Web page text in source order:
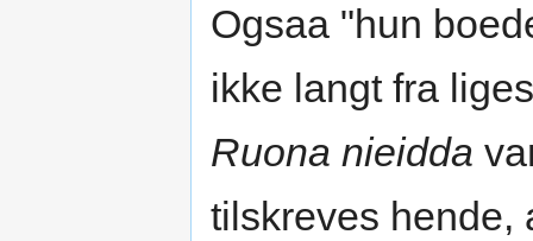
Ogsaa "hun
ikke langt fra
Ruona nieidda
tilskreves hende,